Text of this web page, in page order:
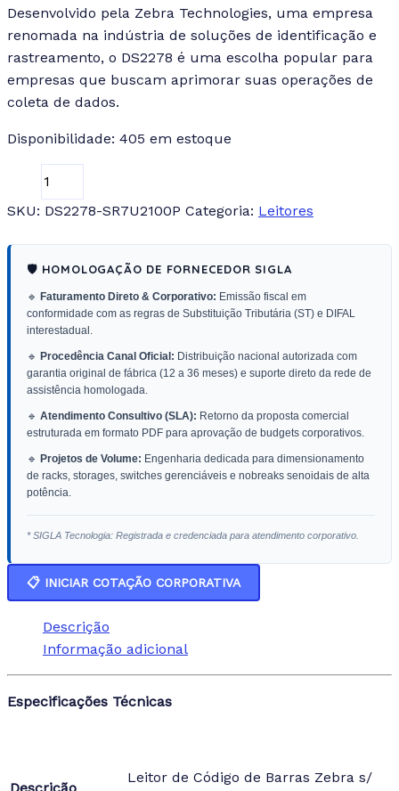
Desenvolvido pela Zebra Technologies, uma empresa
renomada na indústria de soluções de identificação e
rastreamento, o DS2278 é uma escolha popular para
empresas que buscam aprimorar suas operações de
coleta de dados.
Disponibilidade: 405 em estoque
SKU: DS2278-SR7U2100P Categoria: Leitores
🛡️ HOMOLOGAÇÃO DE FORNECEDOR SIGLA
🔹 Faturamento Direto & Corporativo: Emissão fiscal em
conformidade com as regras de Substituição Tributária (ST) e DIFAL
interestadual.
🔹 Procedência Canal Oficial: Distribuição nacional autorizada com
garantia original de fábrica (12 a 36 meses) e suporte direto da rede de
assistência homologada.
🔹 Atendimento Consultivo (SLA): Retorno da proposta comercial
estruturada em formato PDF para aprovação de budgets corporativos.
🔹 Projetos de Volume: Engenharia dedicada para dimensionamento
de racks, storages, switches gerenciáveis e nobreaks senoidais de alta
potência.
* SIGLA Tecnologia: Registrada e credenciada para atendimento corporativo.
📋 INICIAR COTAÇÃO CORPORATIVA
Descrição
Informação adicional
Especificações Técnicas
Leitor de Código de Barras Zebra s/